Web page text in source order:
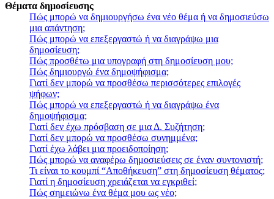
Θέματα δημοσίευσης
Πώς μπορώ να δημιουργήσω ένα νέο θέμα ή να δημοσιεύσω
μια απάντηση;
Πώς μπορώ να επεξεργαστώ ή να διαγράψω μια
δημοσίευση;
Πώς προσθέτω μια υπογραφή στη δημοσίευση μου;
Πώς δημιουργώ ένα δημοψήφισμα;
Γιατί δεν μπορώ να προσθέσω περισσότερες επιλογές
ψήφων;
Πώς μπορώ να επεξεργαστώ ή να διαγράψω ένα
δημοψήφισμα;
Γιατί δεν έχω πρόσβαση σε μια Δ. Συζήτηση;
Γιατί δεν μπορώ να προσθέσω συνημμένα;
Γιατί έχω λάβει μια προειδοποίηση;
Πώς μπορώ να αναφέρω δημοσιεύσεις σε έναν συντονιστή;
Τι είναι το κουμπί “Αποθήκευση” στη δημοσίευση θέματος;
Γιατί η δημοσίευση χρειάζεται να εγκριθεί;
Πώς σημειώνω ένα θέμα μου ως νέο;